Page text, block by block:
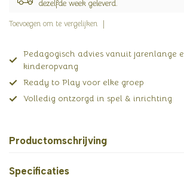
dezelfde week geleverd.
Toevoegen om te vergelijken
Pedagogisch advies vanuit jarenlange
kinderopvang
Ready to Play voor elke groep
Volledig ontzorgd in spel & inrichting
Productomschrijving
Specificaties